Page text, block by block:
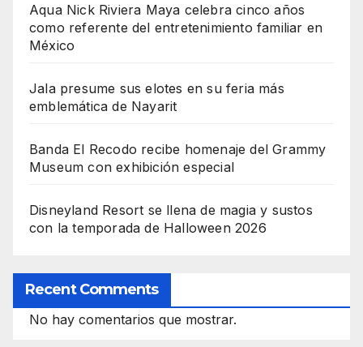
Aqua Nick Riviera Maya celebra cinco años
como referente del entretenimiento familiar en
México
Jala presume sus elotes en su feria más
emblemática de Nayarit
Banda El Recodo recibe homenaje del Grammy
Museum con exhibición especial
Disneyland Resort se llena de magia y sustos
con la temporada de Halloween 2026
Recent Comments
No hay comentarios que mostrar.